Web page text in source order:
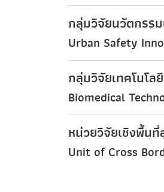
กลุ่มวิจัยนวัตกรร
Urban Safety
กลุ่มวิจัยเทคโนโล
Biomedical
หน่วยวิจัยเชิงพื้น
Unit of Cross